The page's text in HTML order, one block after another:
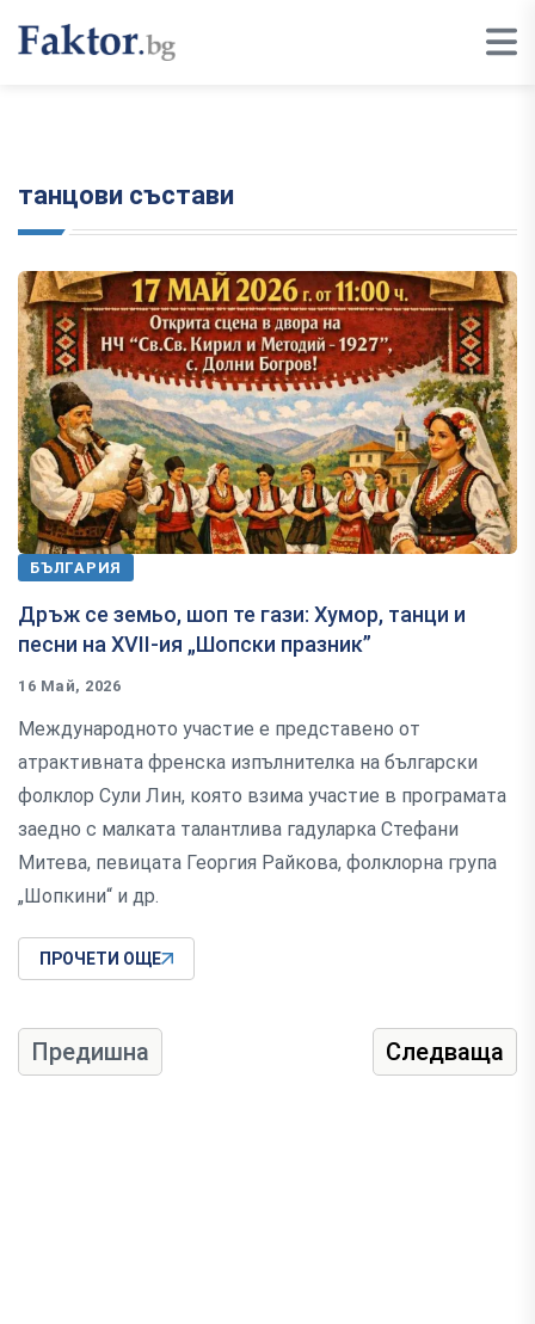
танцови състави
БЪЛГАРИЯ
Дръж се земьо, шоп те гази: Хумор, танци и
песни на XVII-ия „Шопски празник”
16 Май, 2026
Международното участие е представено от
атрактивната френска изпълнителка на български
фолклор Сули Лин, която взима участие в програмата
заедно с малката талантлива гадуларка Стефани
Митева, певицата Георгия Райкова, фолклорна група
„Шопкини“ и др.
ПРОЧЕТИ ОЩЕ
Предишна Следваща